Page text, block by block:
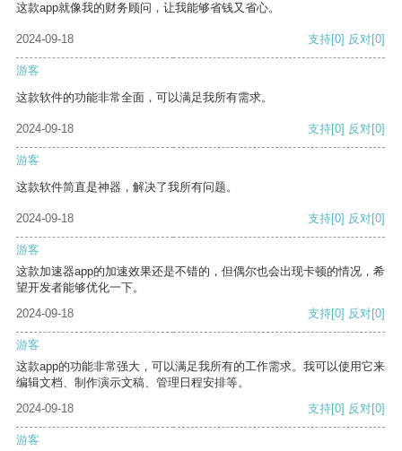
这款app就像我的财务顾问，让我能够省钱又省心。
2024-09-18 支持[0] 反对[0]
游客
这款软件的功能非常全面，可以满足我所有需求。
2024-09-18 支持[0] 反对[0]
游客
这款软件简直是神器，解决了我所有问题。
2024-09-18 支持[0] 反对[0]
游客
这款加速器app的加速效果还是不错的，但偶尔也会出现卡顿的情况，希
望开发者能够优化一下。
2024-09-18
支持[0] 反对[0]
游客
这款app的功能非常强大，可以满足我所有的工作需求。我可以使用它来
编辑文档、制作演示文稿、管理日程安排等。
2024-09-18
支持[0] 反对[0]
游客